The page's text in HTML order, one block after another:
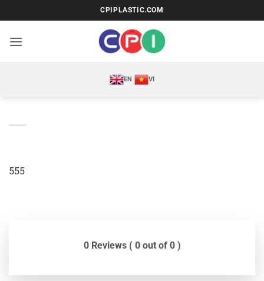
qua
nội
CPIPLASTIC.COM
EN VI
555
0 Reviews ( 0 out of 0 )